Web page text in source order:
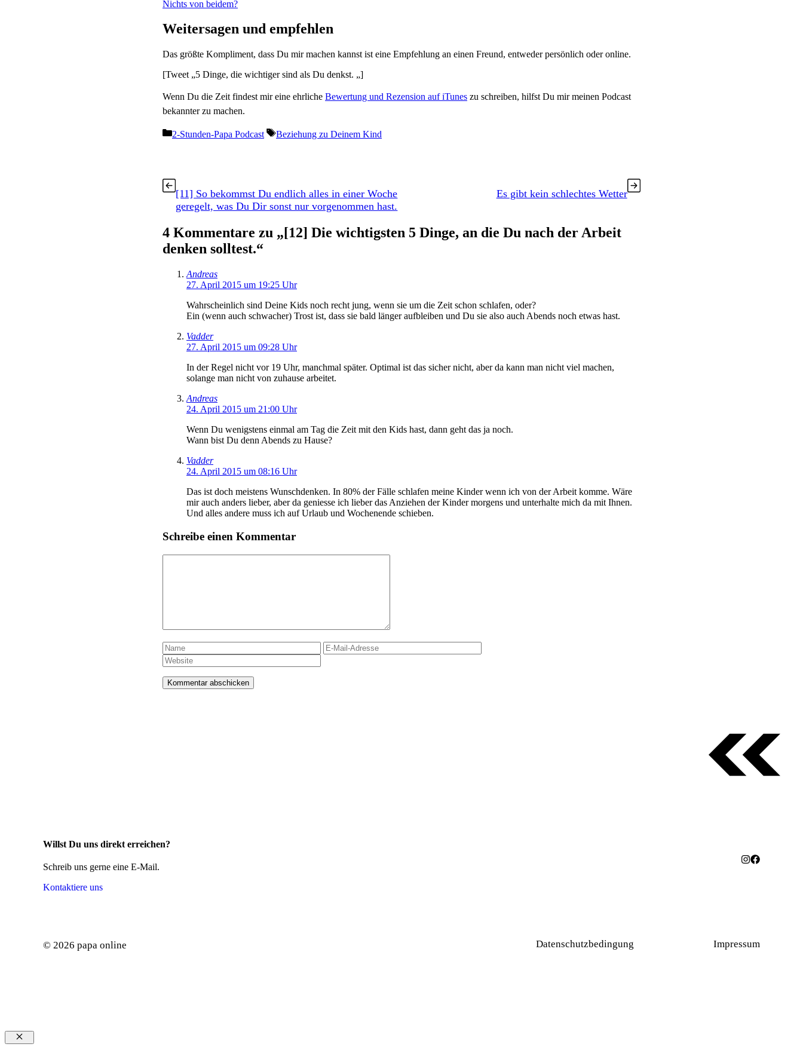
Nichts von beidem?
Weitersagen und empfehlen
Das größte Kompliment, dass Du mir machen kannst ist eine Empfehlung an einen Freund, entweder persönlich oder online.
[Tweet „5 Dinge, die wichtiger sind als Du denkst. „]
Wenn Du die Zeit findest mir eine ehrliche Bewertung und Rezension auf iTunes zu schreiben, hilfst Du mir meinen Podcast
bekannter zu machen.
Kategorien
2-Stunden-Papa Podcast Schlagwörter
Beziehung zu Deinem Kind
[11] So bekommst Du endlich alles in einer Woche
geregelt, was Du Dir sonst nur vorgenommen hast.
Es gibt kein schlechtes Wetter
4 Kommentare zu „[12] Die wichtigsten 5 Dinge, an die Du nach der Arbeit
denken solltest.“
Andreas
27. April 2015 um 19:25 Uhr
Wahrscheinlich sind Deine Kids noch recht jung, wenn sie um die Zeit schon schlafen, oder?
Ein (wenn auch schwacher) Trost ist, dass sie bald länger aufbleiben und Du sie also auch Abends noch etwas hast.
Vadder
27. April 2015 um 09:28 Uhr
In der Regel nicht vor 19 Uhr, manchmal später. Optimal ist das sicher nicht, aber da kann man nicht viel machen,
solange man nicht von zuhause arbeitet.
Andreas
24. April 2015 um 21:00 Uhr
Wenn Du wenigstens einmal am Tag die Zeit mit den Kids hast, dann geht das ja noch.
Wann bist Du denn Abends zu Hause?
Vadder
24. April 2015 um 08:16 Uhr
Das ist doch meistens Wunschdenken. In 80% der Fälle schlafen meine Kinder wenn ich von der Arbeit komme. Wäre
mir auch anders lieber, aber da geniesse ich lieber das Anziehen der Kinder morgens und unterhalte mich da mit Ihnen.
Und alles andere muss ich auf Urlaub und Wochenende schieben.
Schreibe einen Kommentar
Name
E-
Mail-
Willst Du uns direkt erreichen?
Schreib uns gerne eine E-Mail.
Kontaktiere uns
© 2026 papa online Datenschutzbedingung Impressum
Schließen